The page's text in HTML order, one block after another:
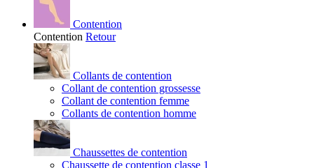
Contention
Contention Retour
Collants de contention
Collant de contention grossesse
Collant de contention femme
Collants de contention homme
Chaussettes de contention
Chaussette de contention classe 1